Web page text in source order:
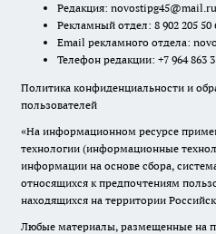
Редакция: novostipg45@mail.ru
Рекламный отдел: 8 902 205 50
Email рекламного отдела:
Телефон редакции: +7 964 863
Политика конфиденциальности и
пользователей
«На информационном ресурсе
технологии (информационные
информации на основе сбора,
относящихся к предпочтениям
находящихся на территории
Любые материалы, размещенные на